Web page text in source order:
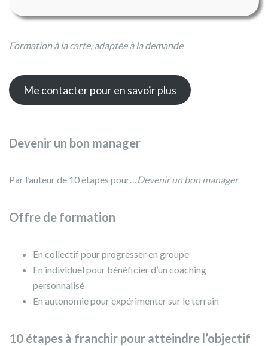
Formation à la carte, adaptée à la demande
Me contacter pour en savoir plus
Devenir un bon manager
Par l’auteur de 10 étapes pour…Devenir un bon manager
Offre de formation
En collectif pour progresser en groupe
En individuel pour bénéficier d’un coaching
personnalisé
En autonomie pour expérimenter sur le terrain
10 étapes à franchir pour atteindre l’objectif